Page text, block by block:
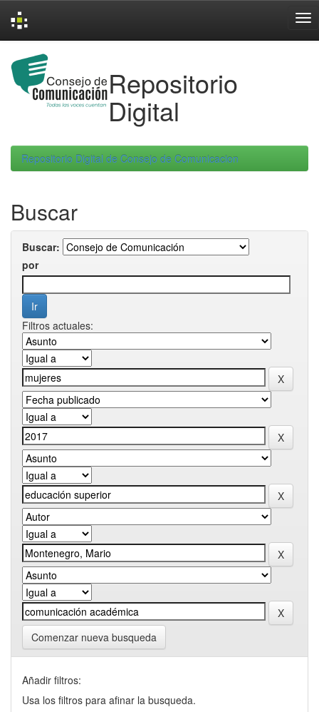
navigation
Repositorio
Digital
Repositorio Digital de Consejo de Comunicacion
Buscar
Buscar:
por
Filtros actuales:
Comenzar nueva busqueda
Añadir filtros:
Usa los filtros para afinar la busqueda.